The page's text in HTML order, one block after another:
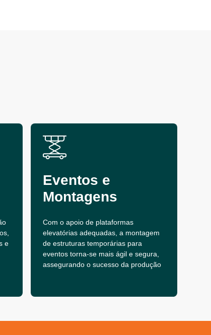
e
Eventos e
Montagens
Com o apoio de plataformas
elevatórias adequadas, a montagem
de estruturas temporárias para
eventos torna-se mais ágil e segura,
assegurando o sucesso da produção